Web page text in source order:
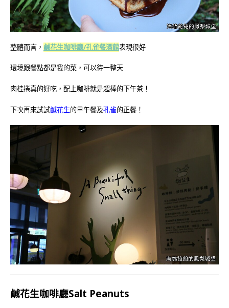
整體而言， 鹹花生咖啡廳/孔雀餐酒館表現很好
環境跟餐點都是我的菜，可以待一整天
肉桂捲真的好吃，配上咖啡就是超棒的下午茶！
下次再來試試鹹花生的早午餐及孔雀的正餐！
鹹花生咖啡廳Salt Peanuts